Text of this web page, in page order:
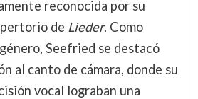
reconocida por su
de Lieder. Como
Seefried se destacó
al canto de cámara, donde su
vocal lograban una